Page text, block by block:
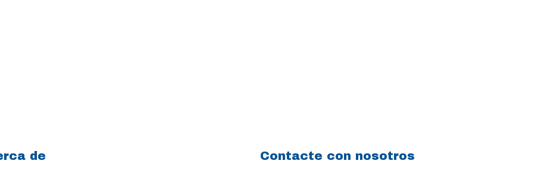
de Contacte con nosotros